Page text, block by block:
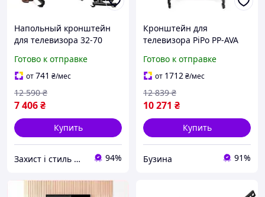
Напольный кронштейн
для телевизора 32-70
кг для дома черный North
Bayou МС0613
Готово к отправке
от741 ₴/мес
7 406₴
12 590 ₴
Купить
Захист і стиль — в одному магазині 94%
Кронштейн для
телевизора PiPo PP-AVA
кг угол наклона ±15°
черный buzyna
Готово к отправке
от 1712₴/мес
10 271 ₴
12 839 ₴
Купить
Бузина 91%